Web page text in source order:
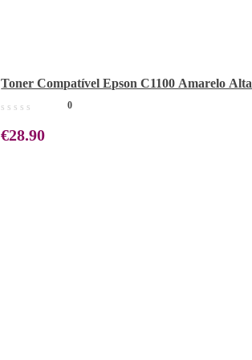
Toner Compatível Epson C1100 Amarelo Alta
Cap.
0
€28.90